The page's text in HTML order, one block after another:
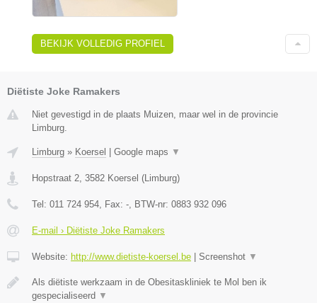
BEKIJK VOLLEDIG PROFIEL
Diëtiste Joke Ramakers
Niet gevestigd in de plaats Muizen, maar wel in de provincie
Limburg.
Limburg » Koersel | Google maps ▼
Hopstraat 2 3582 Koersel (Limburg)
Tel: 011 724 954 , Fax: - , BTW-nr: 0883 932 096
E-mail › Diëtiste Joke Ramakers
Website: http://www.dietiste-koersel.be | Screenshot ▼
Als diëtiste werkzaam in de Obesitaskliniek te Mol ben ik
gespecialiseerd ▼